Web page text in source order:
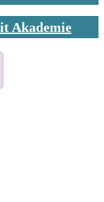
Akademie